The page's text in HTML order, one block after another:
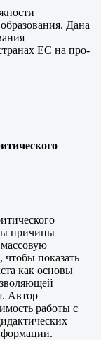
Дана
ЕС на про-
причины
чтобы показать
как основы
Автор
работы с